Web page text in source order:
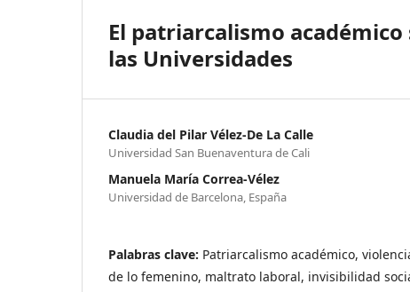
El patriarcalismo
las Universidades
Claudia del Pilar Vélez-De La Calle
Universidad San Buenaventura de Cali
Manuela María Correa-Vélez
Universidad de Barcelona, España
Palabras clave: Patriarcalismo académico,
de lo femenino, maltrato laboral, invisibilidad